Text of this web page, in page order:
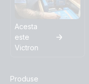
Acesta
este
Victron
Produse